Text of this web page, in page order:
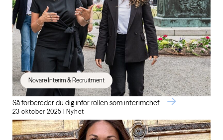
Novare Interim & Recruitment
Så förbereder du dig inför rollen som interimchef
23 oktober 2025 | Nyhet